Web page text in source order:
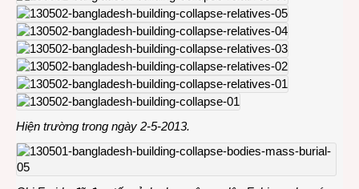
Hiện trường trong ngày 2-5-2013.